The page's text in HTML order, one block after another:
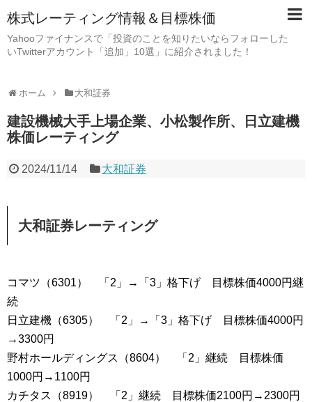
株式レーティング情報＆目標株価
Yahooファイナンスで「投資のことを知りたいならフォローした
いTwitterアカウント「追加」10選」に紹介されました！
ホーム 大和証券
建設機械大手上場企業、小松製作所、日立建機
株価レーティング
2024/11/14 大和証券
大和証券レーティング
コマツ（6301） 「2」→「3」格下げ 目標株価4000円継
続
日立建機（6305） 「2」→「3」格下げ 目標株価4000円
→3300円
野村ホールディングス（8604） 「2」継続 目標株価
1000円→1100円
カチタス（8919） 「2」継続 目標株価2100円→2300円